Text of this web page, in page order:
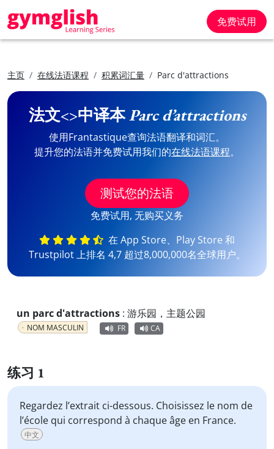
免费试用
主页 在线法语课程 积累词汇量 Parc d'attractions
法文<>中译本Parc d’attractions
使用Frantastique查询法语翻译和词汇。
提升您的法语并免费试用我们的在线法语课程。
测试您的法语
免费试用, 无购买义务
在 App Store、Play Store 和
Trustpilot 上排名 4,7 超过8,000,000名全球用户。
un parc d'attractions : 游乐园，主题公园
NOM MASCULIN FR CA
练习 1
Regardez l’extrait ci-dessous. Choisissez le nom de
l’école qui correspond à chaque âge en France.
中文